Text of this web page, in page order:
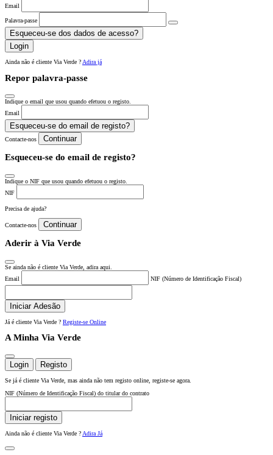
Email
Palavra-passe
Esqueceu-se dos dados de acesso?
Login
Ainda não é cliente Via Verde ? Adira já
Repor palavra-passe
Indique o email que usou quando efetuou o registo.
Email
Esqueceu-se do email de registo?
Contacte-nos Continuar
Esqueceu-se do email de registo?
Indique o NIF que usou quando efetuou o registo.
NIF
Precisa de ajuda?
Contacte-nos Continuar
Aderir à Via Verde
Se ainda não é cliente Via Verde, adira aqui.
Email
NIF (Número de Identificação Fiscal)
Iniciar Adesão
Já é cliente Via Verde ? Registe-se Online
A Minha Via Verde
Login Registo
Se já é cliente Via Verde, mas ainda não tem registo online, registe-se agora.
NIF (Número de Identificação Fiscal) do titular do contrato
Iniciar registo
Ainda não é cliente Via Verde ? Adira Já